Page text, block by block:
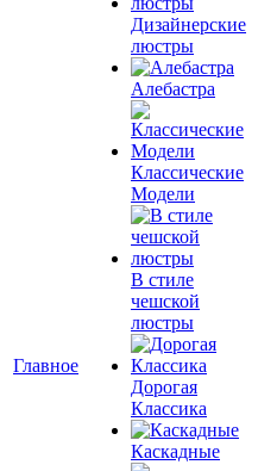
Главное
Дизайнерские
люстры
Алебастра
Классические
Модели
В стиле
чешской
люстры
Дорогая
Классика
Каскадные